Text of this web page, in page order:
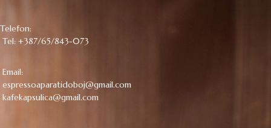
Telefon:
Tel: +387/65/843-073
Email:
espressoaparatidoboj@gmail.com
kafekapsulica@gmail.com